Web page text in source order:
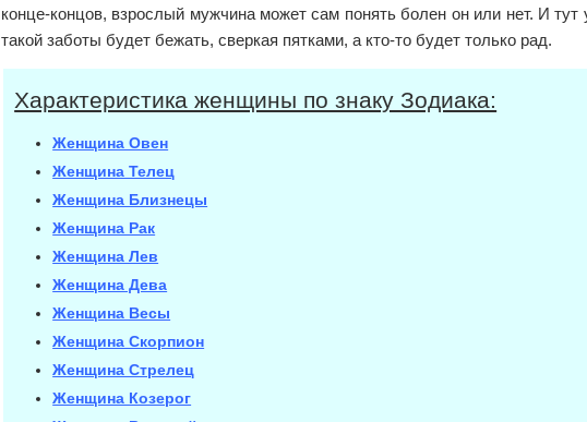
конце-концов, взрослый мужчина может сам понять болен он или нет. И тут
такой заботы будет бежать, сверкая пятками, а кто-то будет только рад.
Характеристика женщины по знаку Зодиака:
Женщина Овен
Женщина Телец
Женщина Близнецы
Женщина Рак
Женщина Лев
Женщина Дева
Женщина Весы
Женщина Скорпион
Женщина Стрелец
Женщина Козерог